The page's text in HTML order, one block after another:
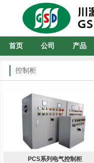
首页 公司 产品
控制柜
PCS系列电气控制柜